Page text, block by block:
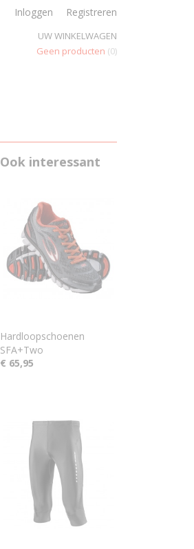
Inloggen Registreren
UW WINKELWAGEN
Geen producten (0)
Ook interessant
Hardloopschoenen
SFA+Two
€ 65,95